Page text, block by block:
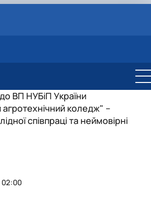
«Хто є хто» з кібернетиків в НУБіП України
програми
Освітні програми
Обговорення освітніх програм
Кібертонус
робота студентів
ПРОГРАМИ
програма "Економічна кібернетика"
програма "Цифрова економіка"
ВП НУБіП України
агротехнічний коледж" –
співпраці та неймовірні
02:00